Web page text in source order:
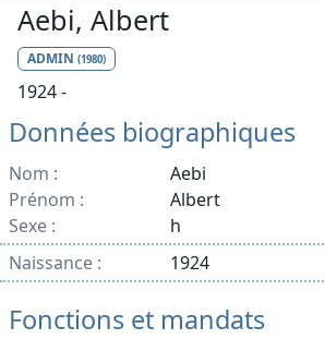
Aebi, Albert
ADMIN (1980)
1924 -
Données biographiques
Nom :
Aebi
Prénom :
Albert
Sexe :
h
Naissance :
1924
Fonctions et mandats